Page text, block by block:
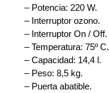
– Potencia: 220 W.
– Interruptor ozono.
– Interruptor On / Off.
– Temperatura: 75º C.
– Capacidad: 14,4 l.
– Peso: 8,5 kg.
– Puerta abatible.